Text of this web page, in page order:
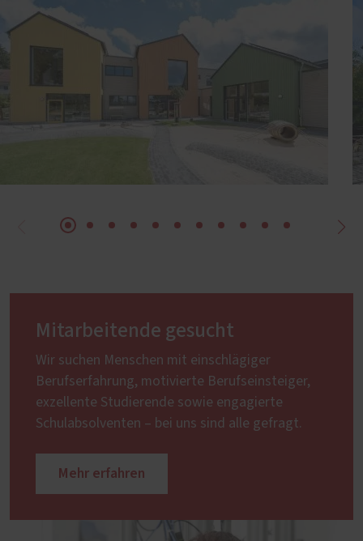
Mitarbeitende gesucht
Wir suchen Menschen mit einschlägiger
Berufserfahrung, motivierte Berufseinsteiger,
exzellente Studierende sowie engagierte
Schulabsolventen – bei uns sind alle gefragt.
Mehr erfahren